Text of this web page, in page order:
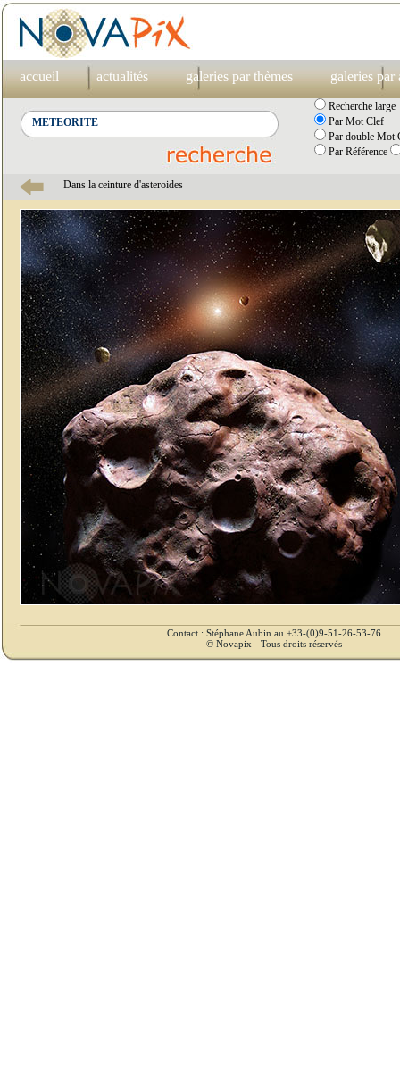
accueil actualités galeries par thèmes galeries par
Recherche large
Par Mot Clef
Par double Mot
Par Référence
Dans la ceinture d'asteroides
Contact : Stéphane Aubin au +33-(0)9-51-26-53-76
© Novapix - Tous droits réservés